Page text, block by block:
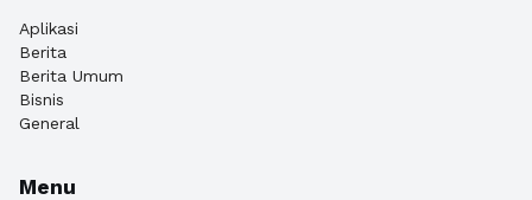
Aplikasi
Berita
Berita Umum
Bisnis
General
Menu